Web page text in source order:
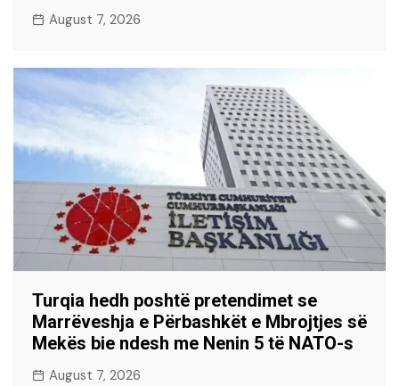
August 7, 2026
Turqia hedh poshtë pretendimet se
Marrëveshja e Përbashkët e Mbrojtjes së
Mekës bie ndesh me Nenin 5 të NATO-s
August 7, 2026